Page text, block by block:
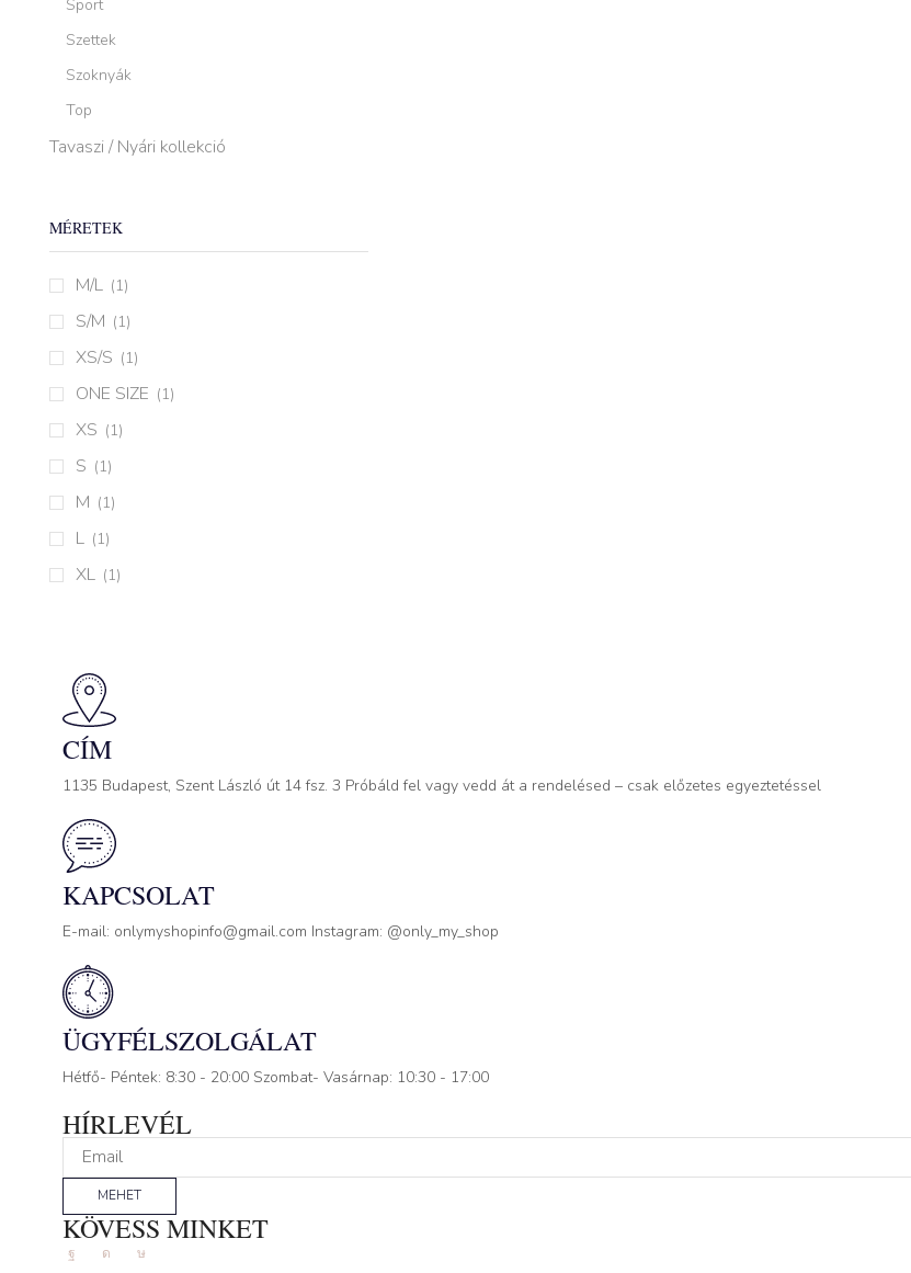
Sport
Szettek
Szoknyák
Top
Tavaszi / Nyári kollekció
MÉRETEK
M/L (1)
S/M (1)
XS/S (1)
ONE SIZE (1)
XS (1)
S (1)
M (1)
L (1)
XL (1)
CÍM
1135 Budapest, Szent László út 14 fsz. 3 Próbáld fel vagy vedd át a rendelésed – csak előzetes egyeztetéssel
KAPCSOLAT
E-mail: onlymyshopinfo@gmail.com Instagram: @only_my_shop
ÜGYFÉLSZOLGÁLAT
Hétfő- Péntek: 8:30 - 20:00 Szombat- Vasárnap: 10:30 - 17:00
HÍRLEVÉL
MEHET
KÖVESS MINKET
FacebookInstagram
Tik-